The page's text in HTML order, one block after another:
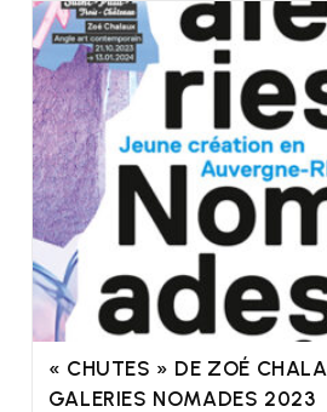
« CHUTES » DE ZOÉ
GALERIES NOMADES 2023